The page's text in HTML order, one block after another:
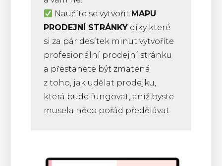
Naučíte se vytvořit MAPU
PRODEJNÍ STRÁNKY díky které
si za pár desítek minut vytvoříte
profesionální prodejní stránku
a přestanete být zmatená
z toho, jak udělat prodejku,
která bude fungovat, aniž byste
musela něco pořád předělávat.